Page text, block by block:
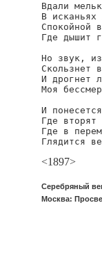
Вдали
В исканьях
Спокойной
Где дышит
Но звук, из
Скользнет
И дрогнет
Моя
И
Где вторят
Где в
Глядится
<1897>
Серебряный
Москва: